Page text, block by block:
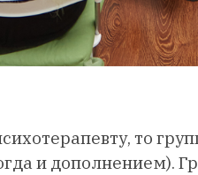
то
и дополнением).